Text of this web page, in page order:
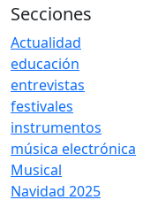
Secciones
Actualidad
educación
entrevistas
festivales
instrumentos
música electrónica
Musical
Navidad 2025